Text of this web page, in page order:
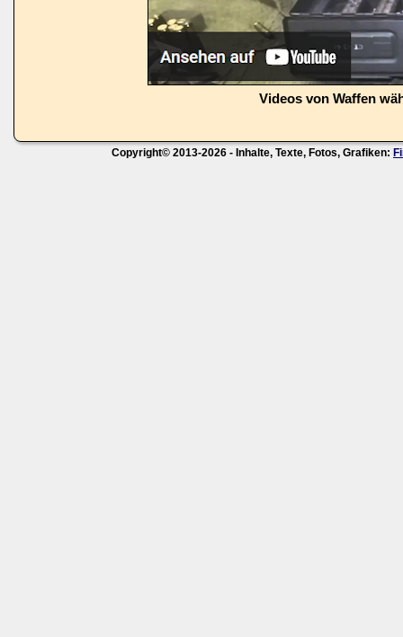
Videos von Waffen
Copyright© 2013-2026 - Inhalte, Texte, Fotos, Grafiken: